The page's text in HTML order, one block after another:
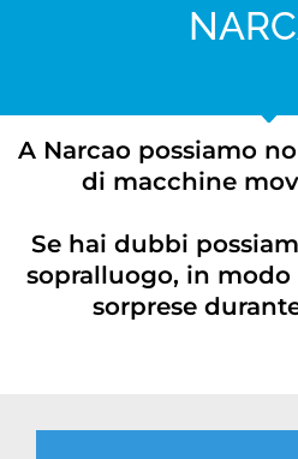
A Narcao possiamo
di macchine
Se hai dubbi
sopralluogo, in modo
sorprese